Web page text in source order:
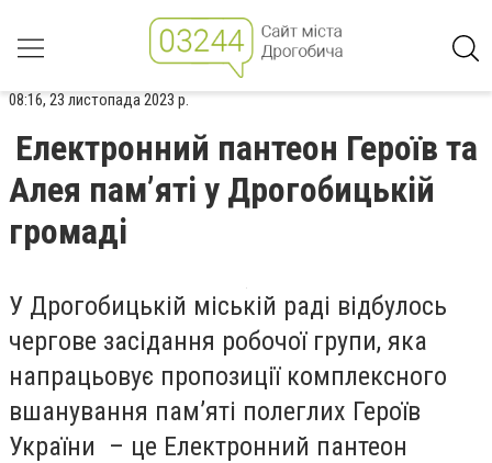
08:16, 23 листопада 2023 р.
Електронний пантеон Героїв та
Алея пам’яті у Дрогобицькій
громаді
У Дрогобицькій міській раді відбулось
чергове засідання робочої групи, яка
напрацьовує пропозиції комплексного
вшанування пам’яті полеглих Героїв
України – це Електронний пантеон